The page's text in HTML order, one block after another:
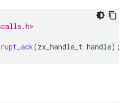
(zx_handle_t handle);